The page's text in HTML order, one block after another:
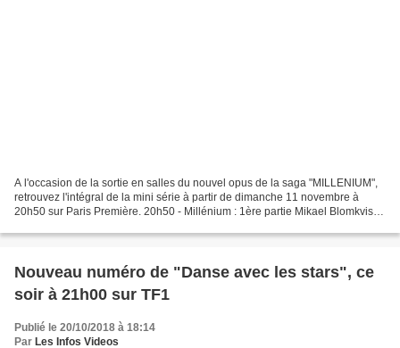
A l'occasion de la sortie en salles du nouvel opus de la saga "MILLENIUM",
retrouvez l'intégral de la mini série à partir de dimanche 11 novembre à
20h50 sur Paris Première. 20h50 - Millénium : 1ère partie Mikael Blomkvist
Nouveau numéro de "Danse avec les stars", ce
soir à 21h00 sur TF1
Publié le 20/10/2018 à 18:14
Par Les Infos Videos